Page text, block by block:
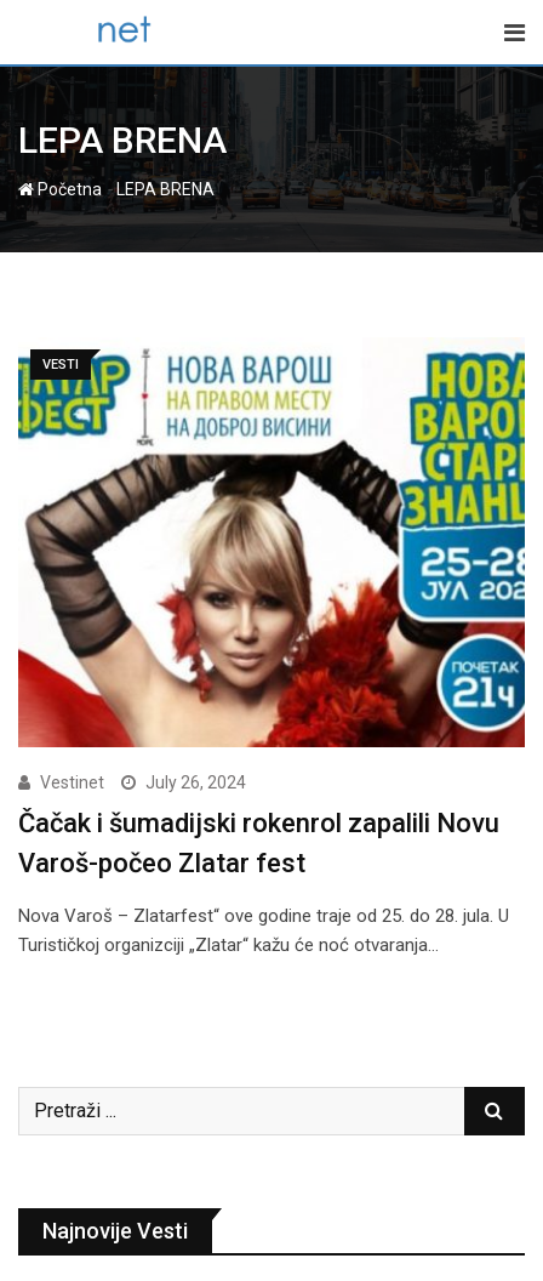
content
LEPA BRENA
Početna -LEPA BRENA
VESTI
Vestinet July 26, 2024
Čačak i šumadijski rokenrol zapalili Novu
Varoš-počeo Zlatar fest
Nova Varoš – Zlatarfest“ ove godine traje od 25. do 28. jula. U
Turističkoj organizciji „Zlatar“ kažu će noć otvaranja…
Najnovije Vesti